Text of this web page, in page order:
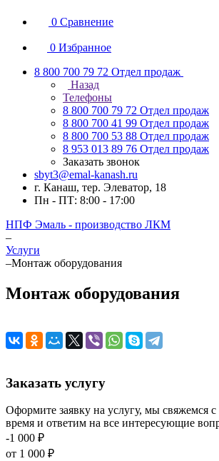
0 Сравнение
0 Избранное
8 800 700 79 72 Отдел продаж
Назад
Телефоны
8 800 700 79 72 Отдел продаж
8 800 700 41 99 Отдел продаж
8 800 700 53 88 Отдел продаж
8 953 013 89 76 Отдел продаж
Заказать звонок
sbyt3@emal-kanash.ru
г. Канаш, тер. Элеватор, 18
Пн - ПТ: 8:00 - 17:00
НПФ Эмаль - производство ЛКМ
–
Услуги
–Монтаж оборудования
Монтаж оборудования
Заказать услугу
Оформите заявку на услугу, мы свяжемся
время и ответим на все интересующие
-1 000 ₽
от 1 000 ₽